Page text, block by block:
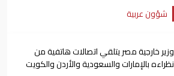
شؤون عربية
وزير خارجية مصر يتلقي اتصالات هاتفية من
نظراءه بالإمارات والسعودية والأردن والكويت